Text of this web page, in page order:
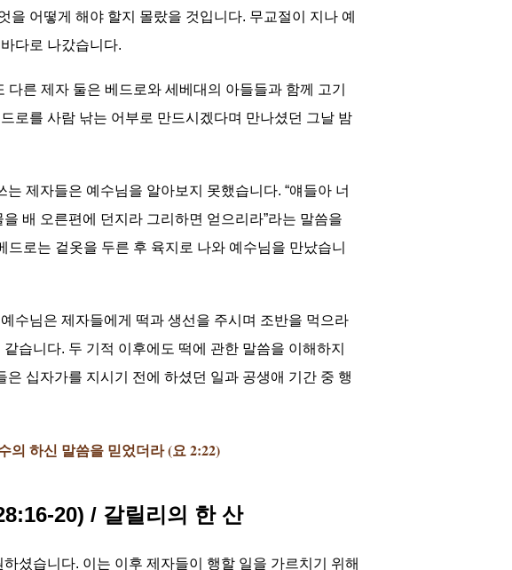
어떻게 해야 할지 몰랐을 것입니다. 무교절이 지나 예
다로 나갔습니다.
른 제자 둘은 베드로와 세베대의 아들들과 함께 고기
로를 사람 낚는 어부로 만드시겠다며 만나셨던 그날 밤
제자들은 예수님을 알아보지 못했습니다. “얘들아 너
배 오른편에 던지라 그리하면 얻으리라”라는 말씀을
로는 겉옷을 두른 후 육지로 나와 예수님을 만났습니
수님은 제자들에게 떡과 생선을 주시며 조반을 먹으라
습니다. 두 기적 이후에도 떡에 관한 말씀을 이해하지
십자가를 지시기 전에 하셨던 일과 공생애 기간 중 행
의 하신 말씀을 믿었더라 (요 2:22)
20) / 갈릴리의 한 산
셨습니다. 이는 이후 제자들이 행할 일을 가르치기 위해